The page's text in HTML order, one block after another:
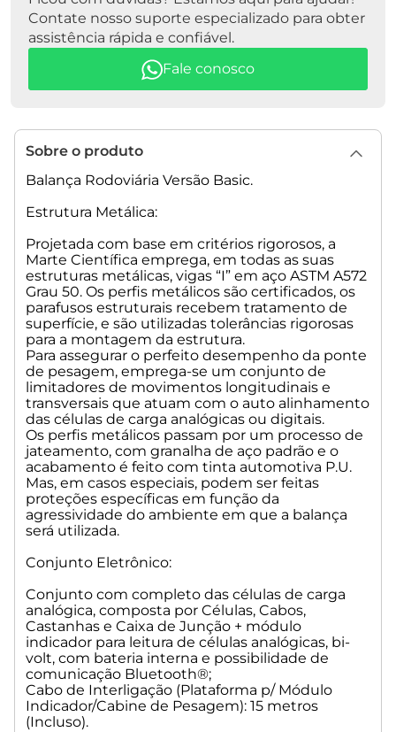
ITENS NÃO INCLUSOS - Se necessário, solicitar orçamento
separadamente:
• Execução da Obra Civil
Fase - Eletrônica
• Cabo de Interligação (Plataforma p/ o Módulo Indicador/
Cabine) acima de 15 metros de distância
• Calibração Inicial
Nota Importante: Independentemente da versão escolhida, a
construtivos, sendo eles: arquitetônico, ferragens e
aterramento, com intuito de auxiliar o seu
empreiteiro/responsável pela obra civil.
Faça um Upgrade no Seu Pedido - Tecnologias Disponíveis:
Além da versão Basic deste anúncio, ou seja, (Estrutura
Metálica + Indicador de Peso + Células Analógicas), a Marte
Científica oferece tecnologias mais modernas,
desenvolvidas para ampliar precisão, confiabilidade
operacional, conectividade e redução de paradas não
programadas.
Escolha a solução ideal para o nível de exigência da sua
operação e entre em contato conosco!
Balança Rodoviária Advanced: Evolução do sistema
analógico, com performance superior.
Como funciona:
• Mantém células analógicas, porém com placa
digitalizadora que transforma o sinal em digital;
• Indicador de pesagem virtual, compatível com sistemas
digitais/digitalizados;
• Inclusão de software gerenciador de pesagem, ampliando
controle e rastreabilidade.
Benefícios:
Contate nosso suporte especializado para obter
assistência rápida e confiável.
Fale conosco
Sobre o produto
Balança Rodoviária Versão Basic.
Estrutura Metálica:
Projetada com base em critérios rigorosos, a
Marte Científica emprega, em todas as suas
estruturas metálicas, vigas “I” em aço ASTM A572
Grau 50. Os perfis metálicos são certificados, os
parafusos estruturais recebem tratamento de
superfície, e são utilizadas tolerâncias rigorosas
para a montagem da estrutura.
Para assegurar o perfeito desempenho da ponte
de pesagem, emprega-se um conjunto de
limitadores de movimentos longitudinais e
transversais que atuam com o auto alinhamento
das células de carga analógicas ou digitais.
Os perfis metálicos passam por um processo de
jateamento, com granalha de aço padrão e o
acabamento é feito com tinta automotiva P.U.
Mas, em casos especiais, podem ser feitas
proteções específicas em função da
agressividade do ambiente em que a balança
será utilizada.
Conjunto Eletrônico:
Conjunto com completo das células de carga
analógica, composta por Células, Cabos,
Castanhas e Caixa de Junção + módulo
indicador para leitura de células analógicas, bi-
volt, com bateria interna e possibilidade de
comunicação Bluetooth®;
Cabo de Interligação (Plataforma p/ Módulo
Indicador/Cabine de Pesagem): 15 metros
(Incluso).